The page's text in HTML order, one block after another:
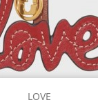
LOVE
Aperçu rapide